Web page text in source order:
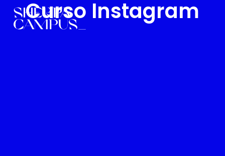
Curso Instagram